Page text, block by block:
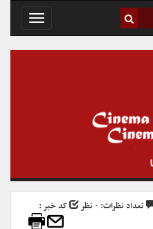
Toggle
تعداد نظرات: ۰ نظر
کد خبر :